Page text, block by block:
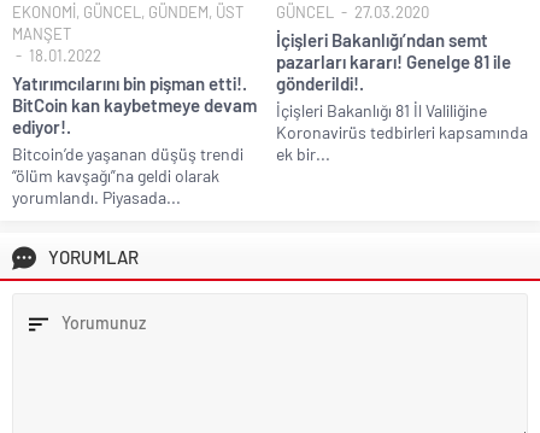
EKONOMİ, GÜNCEL , GÜNDEM, ÜST
MANŞET
18.01.2022
Yatırımcılarını bin pişman etti!.
BitCoin kan kaybetmeye devam
ediyor!.
Bitcoin’de yaşanan düşüş trendi
“ölüm kavşağı”na geldi olarak
yorumlandı. Piyasada...
GÜNCEL 27.03.2020
İçişleri Bakanlığı’ndan semt
pazarları kararı! Genelge 81 ile
gönderildi!.
İçişleri Bakanlığı 81 İl Valiliğine
Koronavirüs tedbirleri kapsamında
ek bir...
YORUMLAR